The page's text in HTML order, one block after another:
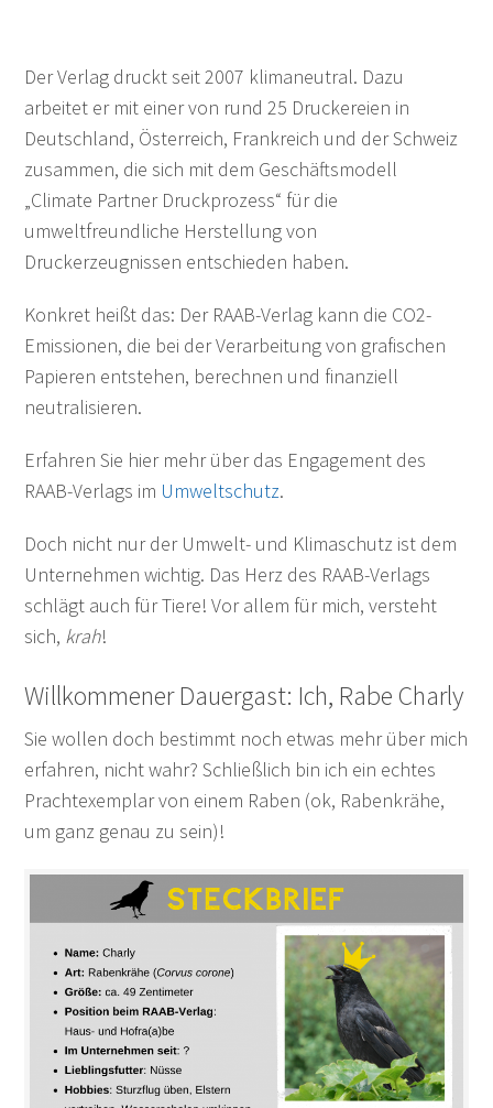
Der Verlag druckt seit 2007 klimaneutral. Dazu
arbeitet er mit einer von rund 25 Druckereien in
Deutschland, Österreich, Frankreich und der Schweiz
zusammen, die sich mit dem Geschäftsmodell
„Climate Partner Druckprozess“ für die
umweltfreundliche Herstellung von
Druckerzeugnissen entschieden haben.
Konkret heißt das: Der RAAB-Verlag kann die CO2-
Emissionen, die bei der Verarbeitung von grafischen
Papieren entstehen, berechnen und finanziell
neutralisieren.
Erfahren Sie hier mehr über das Engagement des
RAAB-Verlags im Umweltschutz.
Doch nicht nur der Umwelt- und Klimaschutz ist dem
Unternehmen wichtig. Das Herz des RAAB-Verlags
schlägt auch für Tiere! Vor allem für mich, versteht
sich, krah!
Willkommener Dauergast: Ich, Rabe Charly
Sie wollen doch bestimmt noch etwas mehr über mich
erfahren, nicht wahr? Schließlich bin ich ein echtes
Prachtexemplar von einem Raben (ok, Rabenkrähe,
um ganz genau zu sein)!